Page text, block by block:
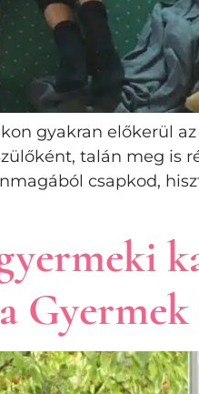
gyakran előkerül
talán meg
csapkod,